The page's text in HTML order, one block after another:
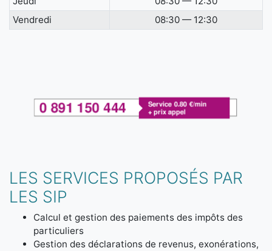
Vendredi
08:30 — 12:30
LES SERVICES PROPOSÉS PAR
LES SIP
Calcul et gestion des paiements des impôts des
particuliers
Gestion des déclarations de revenus, exonérations,